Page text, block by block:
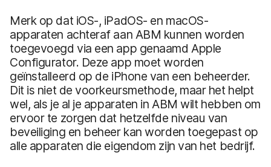
Merk op dat iOS-, iPadOS- en macOS-
apparaten achteraf aan ABM kunnen worden
toegevoegd via een app genaamd Apple
Configurator. Deze app moet worden
geïnstalleerd op de iPhone van een beheerder.
Dit is niet de voorkeursmethode, maar het helpt
wel, als je al je apparaten in ABM wilt hebben om
ervoor te zorgen dat hetzelfde niveau van
beveiliging en beheer kan worden toegepast op
alle apparaten die eigendom zijn van het bedrijf.